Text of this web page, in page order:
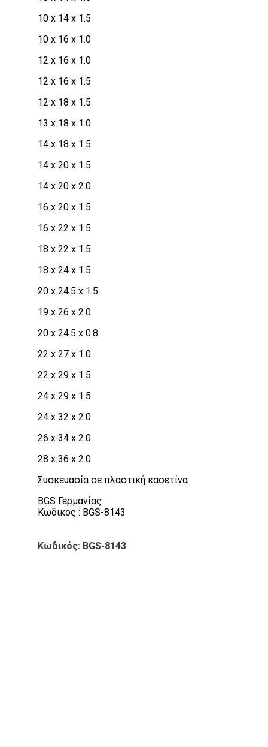
10 x 14 x 1.5
10 x 16 x 1.0
12 x 16 x 1.0
12 x 16 x 1.5
12 x 18 x 1.5
13 x 18 x 1.0
14 x 18 x 1.5
14 x 20 x 1.5
14 x 20 x 2.0
16 x 20 x 1.5
16 x 22 x 1.5
18 x 22 x 1.5
18 x 24 x 1.5
20 x 24.5 x 1.5
19 x 26 x 2.0
20 x 24.5 x 0.8
22 x 27 x 1.0
22 x 29 x 1.5
24 x 29 x 1.5
24 x 32 x 2.0
26 x 34 x 2.0
28 x 36 x 2.0
Συσκευασία σε πλαστική κασετίνα
BGS Γερμανίας
Κωδικός : BGS-8143
Κωδικός: BGS-8143